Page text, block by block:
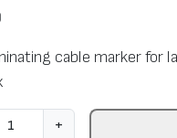
cable marker for
+